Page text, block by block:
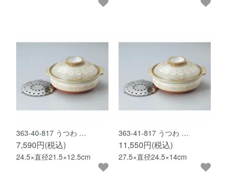
363-40-817 うつわ …
7,590円(税込)
24.5×直径21.5×12.5cm
363-41-817 うつわ …
11,550円(税込)
27.5×直径24.5×14cm